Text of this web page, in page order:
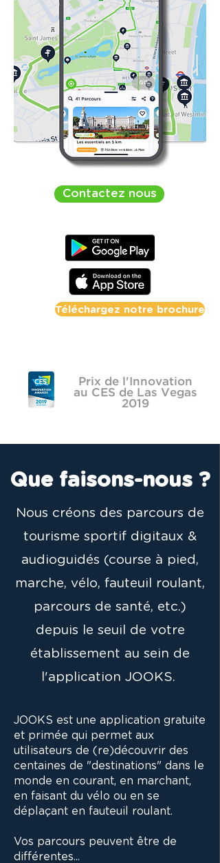
Contactez nous
Téléchargez notre brochure
Prix de l'Innovation
au CES de Las Vegas
2019
Que faisons-nous ?
Nous créons des parcours de
tourisme sportif digitaux &
audioguidés (course à pied,
marche, vélo, fauteuil roulant,
parcours de santé, etc.)
depuis le seuil de votre
établissement au sein de
l'application JOOKS.
JOOKS est une application gratuite
et primée qui permet aux
utilisateurs de (re)découvrir des
centaines de "destinations" dans le
monde en courant, en marchant,
en faisant du vélo ou en se
déplaçant en fauteuil roulant.
Vos parcours peuvent être de
différentes...